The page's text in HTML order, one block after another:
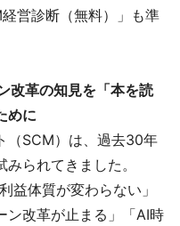
営診断（無料）」も準
改革の知見を「本を読
めに
（SCM）は、過去30年
られてきました。
益体質が変わらない」
ン改革が止まる」「AI時